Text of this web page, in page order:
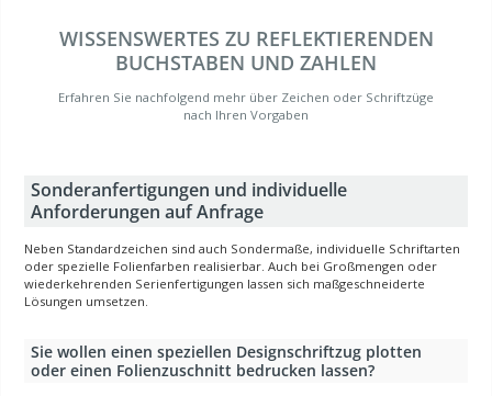
WISSENSWERTES ZU REFLEKTIERENDEN
BUCHSTABEN UND ZAHLEN
Erfahren Sie nachfolgend mehr über Zeichen oder Schriftzüge
nach Ihren Vorgaben
Sonderanfertigungen und individuelle
Anforderungen auf Anfrage
Neben Standardzeichen sind auch Sondermaße, individuelle Schriftarten
oder spezielle Folienfarben realisierbar. Auch bei Großmengen oder
wiederkehrenden Serienfertigungen lassen sich maßgeschneiderte
Lösungen umsetzen.
Sie wollen einen speziellen Designschriftzug plotten
oder einen Folienzuschnitt bedrucken lassen?